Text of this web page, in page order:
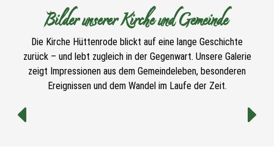
Bilder unserer Kirche und Gemeinde
Die Kirche Hüttenrode blickt auf eine lange Geschichte
zurück – und lebt zugleich in der Gegenwart. Unsere Galerie
zeigt Impressionen aus dem Gemeindeleben, besonderen
Ereignissen und dem Wandel im Laufe der Zeit.